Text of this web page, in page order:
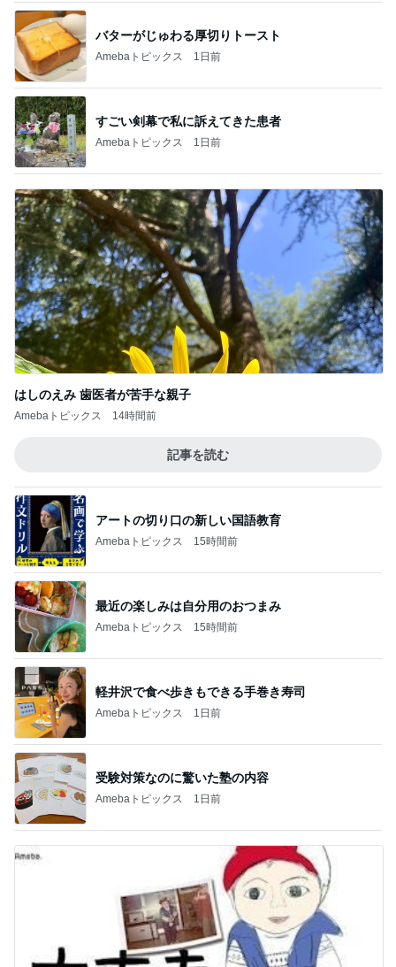
バターがじゅわる厚切りトースト
Amebaトピックス 1日前
すごい剣幕で私に訴えてきた患者
Amebaトピックス 1日前
はしのえみ 歯医者が苦手な親子
Amebaトピックス 14時間前
記事を読む
アートの切り口の新しい国語教育
Amebaトピックス 15時間前
最近の楽しみは自分用のおつまみ
Amebaトピックス 15時間前
軽井沢で食べ歩きもできる手巻き寿司
Amebaトピックス 1日前
受験対策なのに驚いた塾の内容
Amebaトピックス 1日前